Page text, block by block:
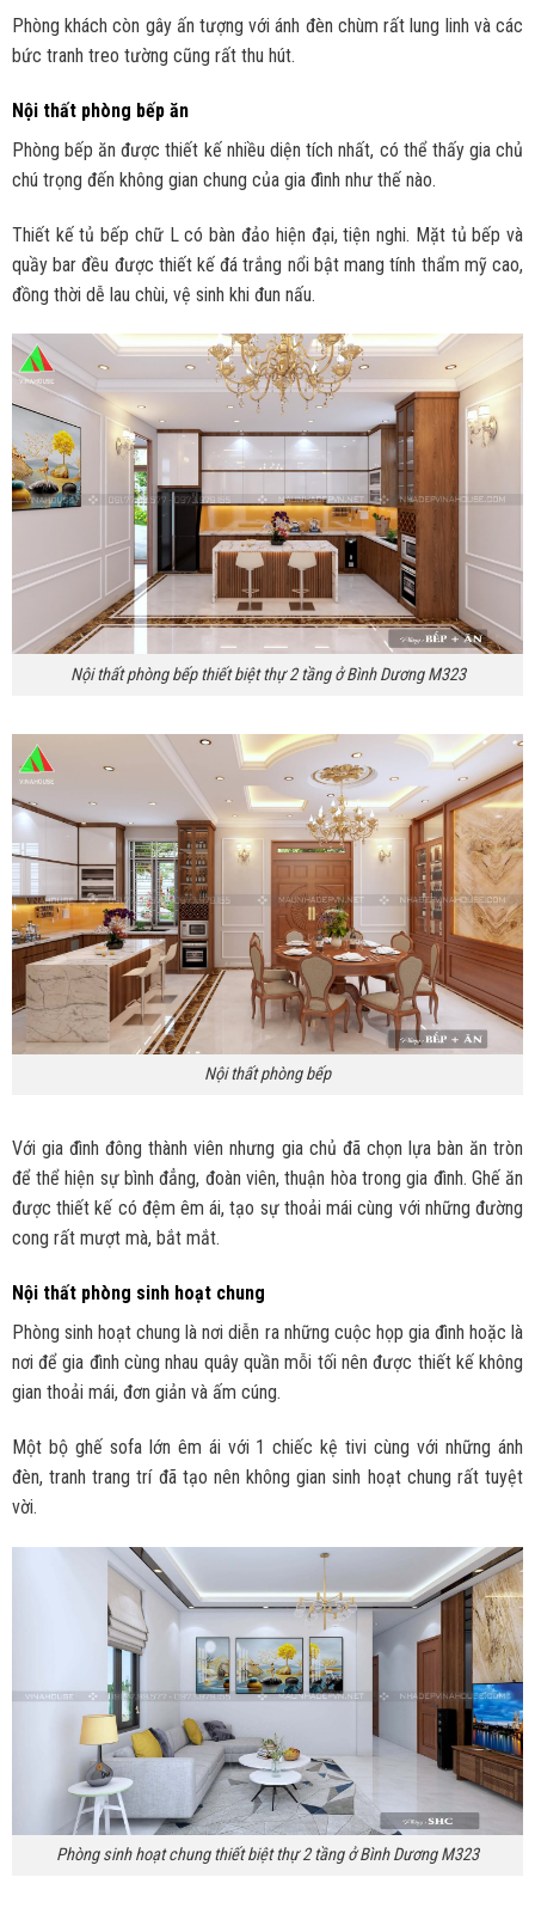
Phòng khách còn gây ấn tượng với ánh đèn chùm rất lung linh và các
bức tranh treo tường cũng rất thu hút.
Nội thất phòng bếp ăn
Phòng bếp ăn được thiết kế nhiều diện tích nhất, có thể thấy gia chủ
chú trọng đến không gian chung của gia đình như thế nào.
Thiết kế tủ bếp chữ L có bàn đảo hiện đại, tiện nghi. Mặt tủ bếp và
quầy bar đều được thiết kế đá trắng nổi bật mang tính thẩm mỹ cao,
đồng thời dễ lau chùi, vệ sinh khi đun nấu.
Nội thất phòng bếp thiết biệt thự 2 tầng ở Bình Dương M323
Nội thất phòng bếp
Với gia đình đông thành viên nhưng gia chủ đã chọn lựa bàn ăn tròn
để thể hiện sự bình đẳng, đoàn viên, thuận hòa trong gia đình. Ghế ăn
được thiết kế có đệm êm ái, tạo sự thoải mái cùng với những đường
cong rất mượt mà, bắt mắt.
Nội thất phòng sinh hoạt chung
Phòng sinh hoạt chung là nơi diễn ra những cuộc họp gia đình hoặc là
nơi để gia đình cùng nhau quây quần mỗi tối nên được thiết kế không
gian thoải mái, đơn giản và ấm cúng.
Một bộ ghế sofa lớn êm ái với 1 chiếc kệ tivi cùng với những ánh
đèn, tranh trang trí đã tạo nên không gian sinh hoạt chung rất tuyệt
vời.
Phòng sinh hoạt chung thiết biệt thự 2 tầng ở Bình Dương M323